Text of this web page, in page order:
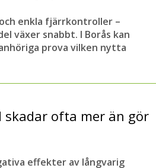
enkla fjärrkontroller –
växer snabbt. I Borås kan
prova vilken nytta
skadar ofta mer än gör
effekter av långvarig